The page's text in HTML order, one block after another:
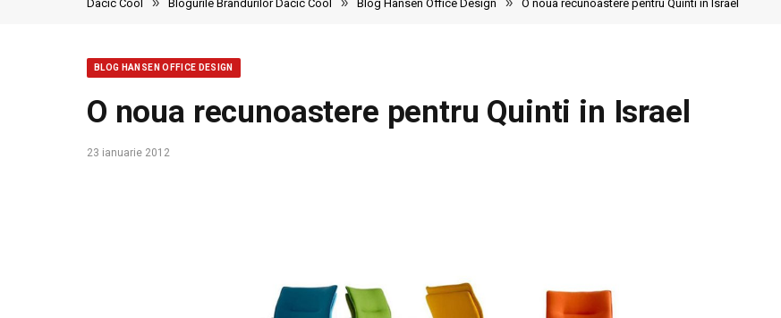
Dacic Cool Blogurile Brandurilor Dacic Cool Blog Hansen Office Design O noua recunoastere pentru Quinti in Israel
BLOG HANSEN OFFICE DESIGN
O noua recunoastere pentru Quinti in Israel
23 ianuarie 2012